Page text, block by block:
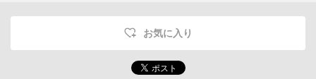
お気に入り